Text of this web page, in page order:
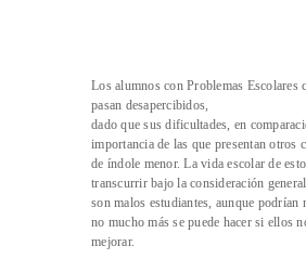
Los alumnos con Problemas Escolares
pasan desapercibidos,
dado que sus dificultades, en
importancia de las que presentan otros
de índole menor. La vida escolar de
transcurrir bajo la consideración
son malos estudiantes, aunque podrían
no mucho más se puede hacer si ellos
mejorar.